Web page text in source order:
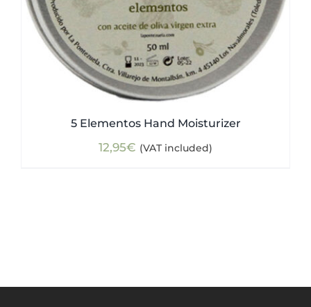
5 Elementos Hand Moisturizer
12,95€ (VAT included)